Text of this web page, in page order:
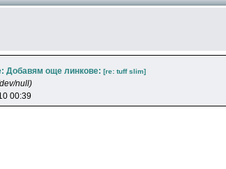
Добавям още линкове: [re: tuff slim]
null)
00:39